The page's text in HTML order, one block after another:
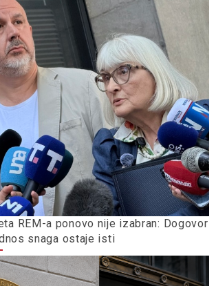
REM-a ponovo nije izabran: Dogovor
snaga ostaje isti